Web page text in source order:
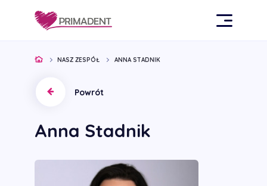
NASZ ZESPÓŁ ANNA STADNIK
Anna Stadnik
Powrót